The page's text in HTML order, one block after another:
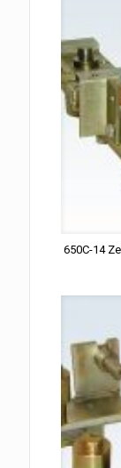
650C-14